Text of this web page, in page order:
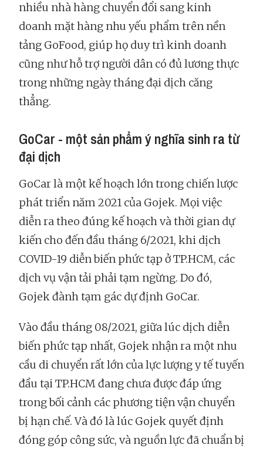
nhiều nhà hàng chuyển đổi sang kinh
doanh mặt hàng nhu yếu phẩm trên nền
tảng GoFood, giúp họ duy trì kinh doanh
cũng như hỗ trợ người dân có đủ lương thực
trong những ngày tháng đại dịch căng
thẳng.
GoCar - một sản phẩm ý nghĩa sinh ra từ
đại dịch
GoCar là một kế hoạch lớn trong chiến lược
phát triển năm 2021 của Gojek. Mọi việc
diễn ra theo đúng kế hoạch và thời gian dự
kiến cho đến đầu tháng 6/2021, khi dịch
COVID-19 diễn biến phức tạp ở TP.HCM, các
dịch vụ vận tải phải tạm ngừng. Do đó,
Gojek đành tạm gác dự định GoCar.
Vào đầu tháng 08/2021, giữa lúc dịch diễn
biến phức tạp nhất, Gojek nhận ra một nhu
cầu di chuyển rất lớn của lực lượng y tế tuyến
đầu tại TP.HCM đang chưa được đáp ứng
trong bối cảnh các phương tiện vận chuyển
bị hạn chế. Và đó là lúc Gojek quyết định
đóng góp công sức, và nguồn lực đã chuẩn bị